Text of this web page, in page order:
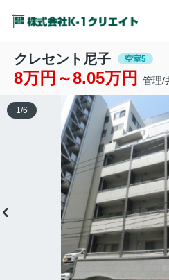
クレセント尼子 空室5
8万円～8.05万円 管理/
1 /6